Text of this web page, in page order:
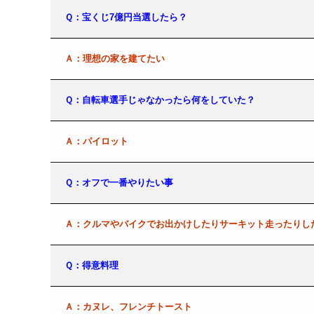
Ｑ：宝くじ7億円当選したら？
Ａ：理想の家を建てたい
Ｑ：自転車選手じゃなかったら何をしていた？
Ａ：パイロット
Ｑ：オフで一番やりたい事
Ａ：クルマやバイクでお出かけしたりサーキット走ったりし
Ｑ：得意料理
Ａ：カヌレ、フレンチトースト